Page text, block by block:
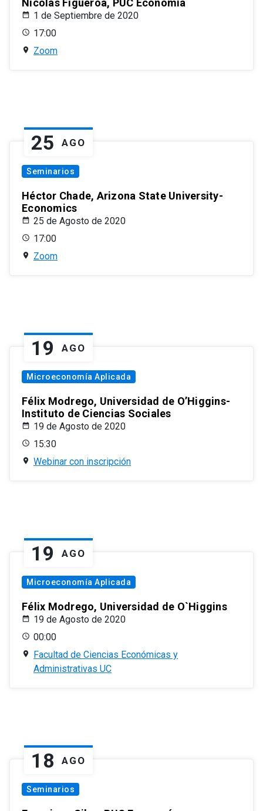
Nicolás Figueroa, PUC Economía
1 de Septiembre de 2020
17:00
Zoom
25 AGO
Seminarios
Héctor Chade, Arizona State University-
Economics
25 de Agosto de 2020
17:00
Zoom
19 AGO
Microeconomía Aplicada
Félix Modrego, Universidad de O’Higgins-
Instituto de Ciencias Sociales
19 de Agosto de 2020
15:30
Webinar con inscripción
19 AGO
Microeconomía Aplicada
Félix Modrego, Universidad de O`Higgins
19 de Agosto de 2020
00:00
Facultad de Ciencias Económicas y
Administrativas UC
18 AGO
Seminarios